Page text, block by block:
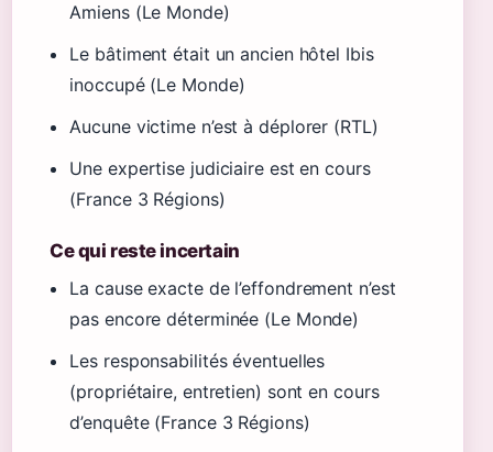
Amiens (Le Monde)
Le bâtiment était un ancien hôtel Ibis
inoccupé (Le Monde)
Aucune victime n’est à déplorer (RTL)
Une expertise judiciaire est en cours
(France 3 Régions)
Ce qui reste incertain
La cause exacte de l’effondrement n’est
pas encore déterminée (Le Monde)
Les responsabilités éventuelles
(propriétaire, entretien) sont en cours
d’enquête (France 3 Régions)